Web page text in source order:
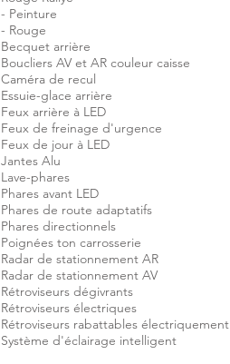
- Peinture
- Rouge
Becquet arrière
Boucliers AV et AR couleur caisse
Caméra de recul
Essuie-glace arrière
Feux arrière à LED
Feux de freinage d'urgence
Feux de jour à LED
Jantes Alu
Lave-phares
Phares avant LED
Phares de route adaptatifs
Phares directionnels
Poignées ton carrosserie
Radar de stationnement AR
Radar de stationnement AV
Rétroviseurs dégivrants
Rétroviseurs électriques
Rétroviseurs rabattables électriquement
Système d'éclairage intelligent